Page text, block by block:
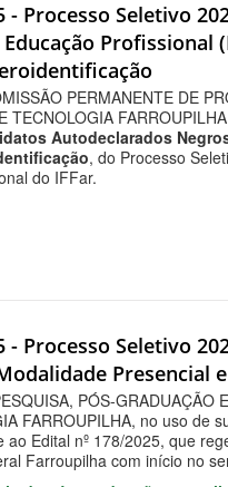
- Processo Seletivo
Profissional
PERMANENTE DE
TECNOLOGIA
Autodeclarados
, do Processo
do IFFar.
- Processo Seletivo
Presencial
PÓS-GRADUAÇÃO
FARROUPILHA, no uso de
ao Edital nº 178/2025, que
Farroupilha com início no